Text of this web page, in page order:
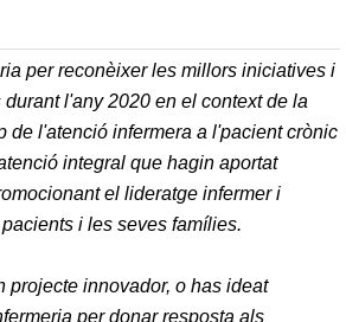
per reconèixer les millors iniciatives i
l'any 2020 en el context de la
de l'atenció infermera a l'pacient crònic
integral que hagin aportat
el lideratge infermer i
i les seves famílies.
projecte innovador, o has ideat
per donar resposta als